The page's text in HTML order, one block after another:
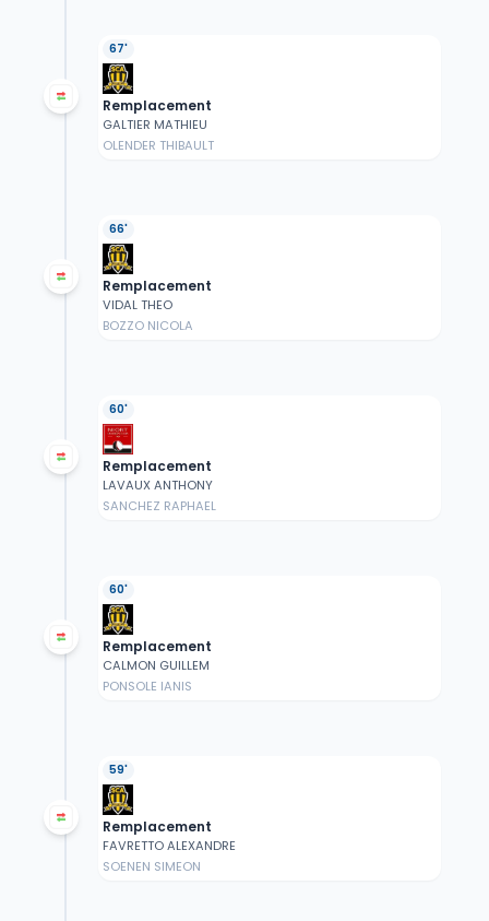
67'
Remplacement
GALTIER MATHIEU
OLENDER THIBAULT
66'
Remplacement
VIDAL THEO
BOZZO NICOLA
60'
Remplacement
LAVAUX ANTHONY
SANCHEZ RAPHAEL
60'
Remplacement
CALMON GUILLEM
PONSOLE IANIS
59'
Remplacement
FAVRETTO ALEXANDRE
SOENEN SIMEON